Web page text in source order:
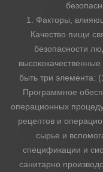
1. Факторы,
Качество пищи
безопасности
быть три элемента:
Программное
операционных
рецептов и
сырье и
спецификации и
санитарно